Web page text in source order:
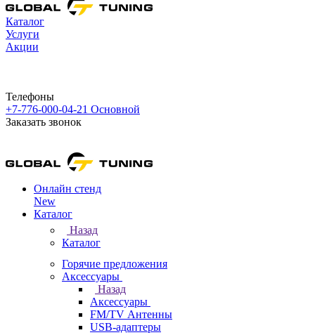
Каталог
Услуги
Акции
Телефоны
+7-776-000-04-21 Основной
Заказать звонок
Онлайн стенд
New
Каталог
Назад
Каталог
Горячие предложения
Аксессуары
Назад
Аксессуары
FM/TV Антенны
USB-адаптеры